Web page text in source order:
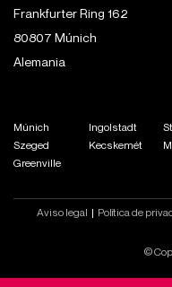
Frankfurter Ring 162
80807 Múnich
Alemania
Múnich Ingolstadt
Szeged
Kecskemét
Greenville
Aviso legal Política de
©